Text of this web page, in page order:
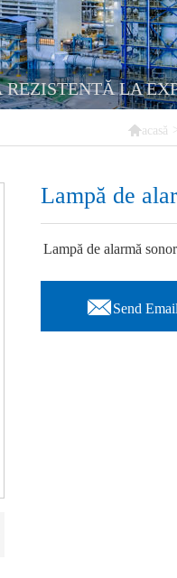
LA
acasă
Lampă de
Lampă de alarmă
Send Email